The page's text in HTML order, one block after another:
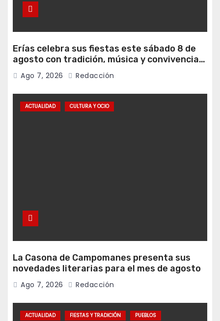
Erías celebra sus fiestas este sábado 8 de
agosto con tradición, música y convivencia
vecinal
Ago 7, 2026 Redacción
ACTUALIDAD CULTURA Y OCIO
La Casona de Campomanes presenta sus
novedades literarias para el mes de agosto
Ago 7, 2026 Redacción
ACTUALIDAD FIESTAS Y TRADICIÓN PUEBLOS